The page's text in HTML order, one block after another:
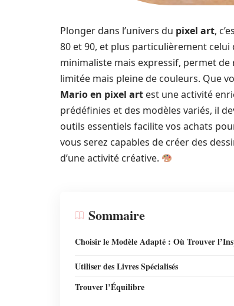
Plonger dans l’univers du pixel art,
80 et 90, et plus particulièrement celui
minimaliste mais expressif, permet
limitée mais pleine de couleurs. Que
Mario en pixel art est une activité
prédéfinies et des modèles variés, il
outils essentiels facilite vos achats
vous serez capables de créer des
d’une activité créative.
Sommaire
Choisir le Modèle Adapté : Où Trouver
Utiliser des Livres Spécialisés
Trouver l’Équilibre